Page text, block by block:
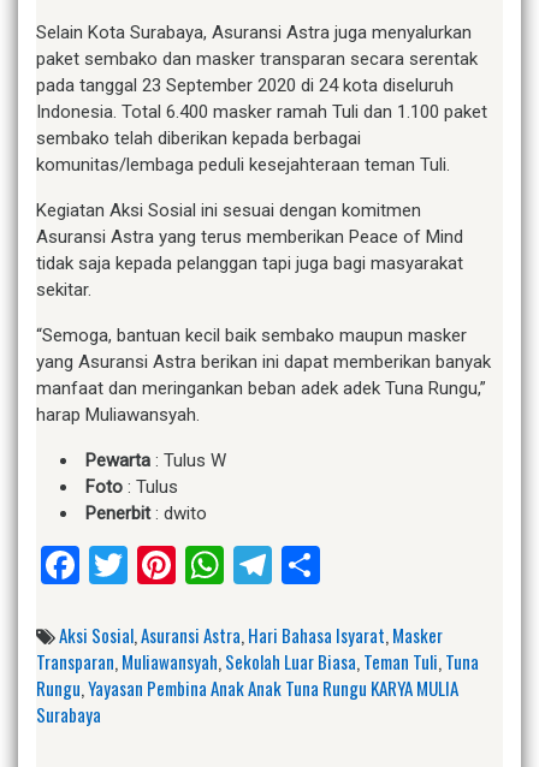
Selain Kota Surabaya, Asuransi Astra juga menyalurkan
paket sembako dan masker transparan secara serentak
pada tanggal 23 September 2020 di 24 kota diseluruh
Indonesia. Total 6.400 masker ramah Tuli dan 1.100 paket
sembako telah diberikan kepada berbagai
komunitas/lembaga peduli kesejahteraan teman Tuli.
Kegiatan Aksi Sosial ini sesuai dengan komitmen
Asuransi Astra yang terus memberikan Peace of Mind
tidak saja kepada pelanggan tapi juga bagi masyarakat
sekitar.
“Semoga, bantuan kecil baik sembako maupun masker
yang Asuransi Astra berikan ini dapat memberikan banyak
manfaat dan meringankan beban adek adek Tuna Rungu,”
harap Muliawansyah.
Pewarta : Tulus W
Foto : Tulus
Penerbit: dwito
Facebook
Twitter
Pinterest
WhatsApp
Telegram
Aksi Sosial,Asuransi Astra,Hari Bahasa Isyarat,Masker
Transparan,Muliawansyah,Sekolah Luar Biasa,Teman Tuli,Tuna
Rungu,Yayasan Pembina Anak Anak Tuna Rungu KARYA MULIA
Surabaya